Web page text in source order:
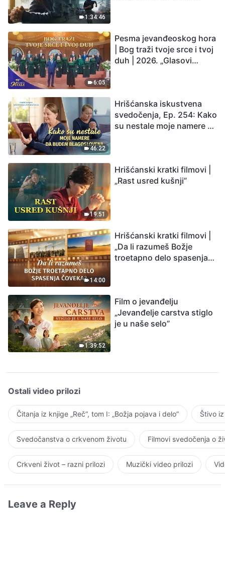
1:34:46
Čovečanstvo ulazi u
odbrojavanje. Da li ste
pronašli način da
6:05
Pesma jevanđeoskog hora
| Bog traži tvoje srce i tvoj
duh | 2026. „Glasovi
46:22
Hrišćanska iskustvena
svedočenja, Ep. 254: Kako
su nestale moje namere da
19:51
Hrišćanski kratki filmovi |
„Rast usred kušnji”
14:00
Hrišćanski kratki filmovi |
„Da li razumeš Božje
troetapno delo spasenja
1:39:52
Film o jevanđelju
„Jevanđelje carstva stiglo
je u naše selo”
Ostali video prilozi
Čitanja iz knjige „Reč”, tom I: „Božja pojava i delo” Štivo
Svedočanstva o crkvenom životu Filmovi svedočenja o
Crkveni život – razni prilozi Muzički video prilozi
Leave a Reply